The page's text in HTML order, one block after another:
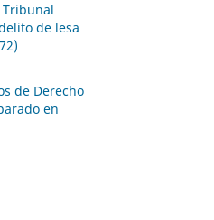
de lesa
de Derecho
en